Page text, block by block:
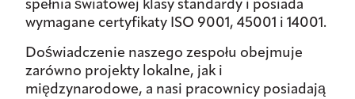
spełnia światowej klasy standardy i posiada
wymagane certyfikaty ISO 9001, 45001 i 14001.
Doświadczenie naszego zespołu obejmuje
zarówno projekty lokalne, jak i
międzynarodowe, a nasi pracownicy posiadają